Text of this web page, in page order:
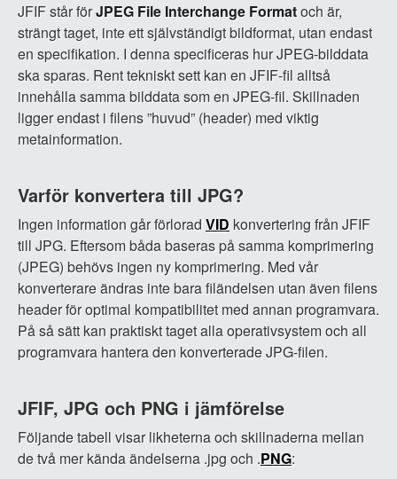
JFIF står förJPEG File Interchange Formatoch är,
strängt taget, inte ett självständigt bildformat, utan endast
en specifikation. I denna specificeras hur JPEG-bilddata
ska sparas. Rent tekniskt sett kan en JFIF-fil alltså
innehålla samma bilddata som en JPEG-fil. Skillnaden
ligger endast i filens ”huvud” (header) med viktig
metainformation.
Varför konvertera till JPG?
Ingen information går förlorad VID konvertering från JFIF
till JPG. Eftersom båda baseras på samma komprimering
(JPEG) behövs ingen ny komprimering. Med vår
konverterare ändras inte bara filändelsen utan även filens
header för optimal kompatibilitet med annan programvara.
På så sätt kan praktiskt taget alla operativsystem och all
programvara hantera den konverterade JPG-filen.
JFIF, JPG och PNG i jämförelse
Följande tabell visar likheterna och skillnaderna mellan
de två mer kända ändelserna .jpg och .PNG: